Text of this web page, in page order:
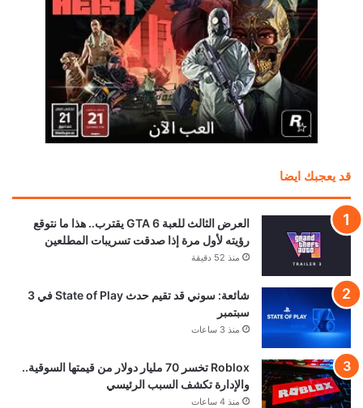
قد يعجبك ايضا
العرض الثالث للعبة GTA 6 يقترب.. هذا ما نتوقع
رؤيته لأول مرة إذا صدقت تسريبات المطلعين
منذ 52 دقيقة
شائعة: سوني قد تقيم حدث State of Play في 3
سبتمبر
منذ 3 ساعات
Roblox تخسر 70 مليار دولار من قيمتها السوقية..
والإدارة تكشف السبب الرئيسي
منذ 4 ساعات